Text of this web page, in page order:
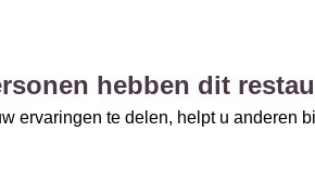
hebben dit
ervaringen te delen, helpt u anderen